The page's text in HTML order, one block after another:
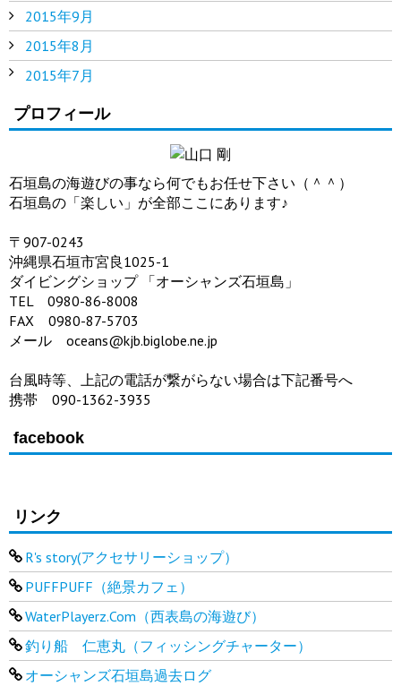
2015年9月
2015年8月
2015年7月
プロフィール
石垣島の海遊びの事なら何でもお任せ下さい（＾＾）
石垣島の「楽しい」が全部ここにあります♪
〒907-0243
沖縄県石垣市宮良1025-1
ダイビングショップ 「オーシャンズ石垣島」
TEL 0980-86-8008
FAX 0980-87-5703
メール oceans@kjb.biglobe.ne.jp
台風時等、上記の電話が繋がらない場合は下記番号へ
携帯 090-1362-3935
facebook
リンク
R's story(アクセサリーショップ）
PUFFPUFF（絶景カフェ）
WaterPlayerz.Com（西表島の海遊び）
釣り船 仁恵丸（フィッシングチャーター）
オーシャンズ石垣島過去ログ